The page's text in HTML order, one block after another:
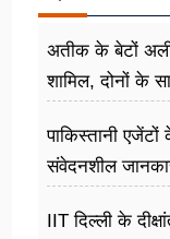
अतीक के बेटों
शामिल, दोनों के
पाकिस्तानी
संवेदनशील
IIT दिल्ली के